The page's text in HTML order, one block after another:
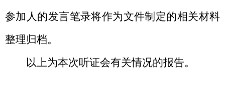
参加人的发言笔录将作为文件制定的相关材料
整理归档。
以上为本次听证会有关情况的报告。